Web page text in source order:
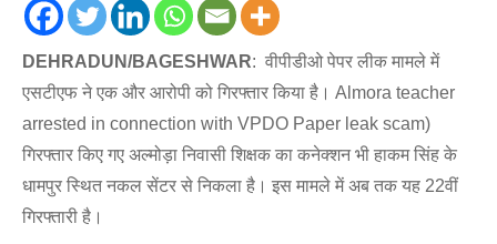
DEHRADUN/BAGESHWAR: वीपीडीओ पेपर लीक मामले में
एसटीएफ ने एक और आरोपी को गिरफ्तार किया है। Almora teacher
arrested in connection with VPDO Paper leak scam)
गिरफ्तार किए गए अल्मोड़ा निवासी शिक्षक का कनेक्शन भी हाकम सिंह के
धामपुर स्थित नकल सेंटर से निकला है। इस मामले में अब तक यह 22वीं
गिरफ्तारी है।